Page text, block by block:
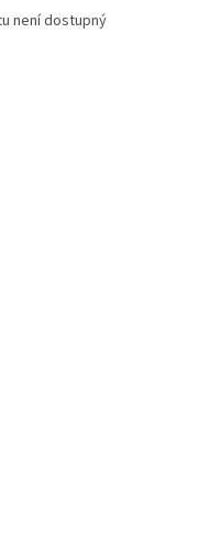
není dostupný